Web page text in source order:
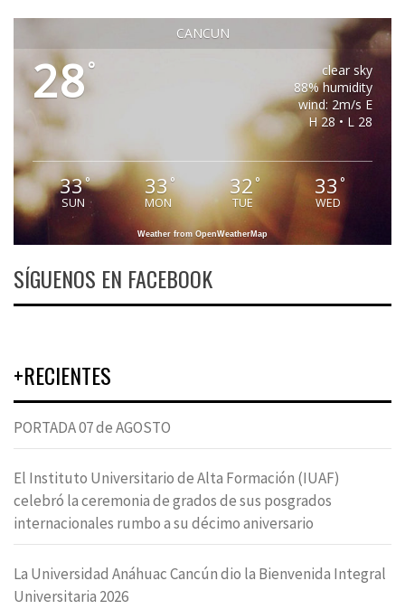
CANCUN
28°
clear sky
88% humidity
wind: 2m/s E
H 28 • L 28
33°
SUN
33°
MON
32°
TUE
33°
WED
Weather from OpenWeatherMap
SÍGUENOS EN FACEBOOK
+RECIENTES
PORTADA 07 de AGOSTO
El Instituto Universitario de Alta Formación (IUAF)
celebró la ceremonia de grados de sus posgrados
internacionales rumbo a su décimo aniversario
La Universidad Anáhuac Cancún dio la Bienvenida Integral
Universitaria 2026